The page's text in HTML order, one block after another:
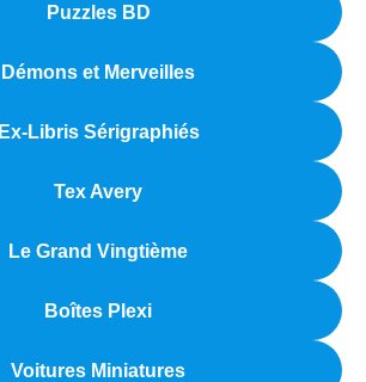
Puzzles BD
Démons et Merveilles
Ex-Libris Sérigraphiés
Tex Avery
Le Grand Vingtième
Boîtes Plexi
Voitures Miniatures